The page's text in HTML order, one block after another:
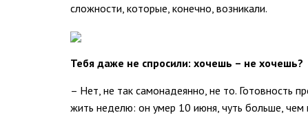
сложности, которые, конечно, возникали.
Тебя даже не спросили: хочешь – не хочешь?
– Нет, не так самонадеянно, не то. Готовность
жить неделю: он умер 10 июня, чуть больше, чем